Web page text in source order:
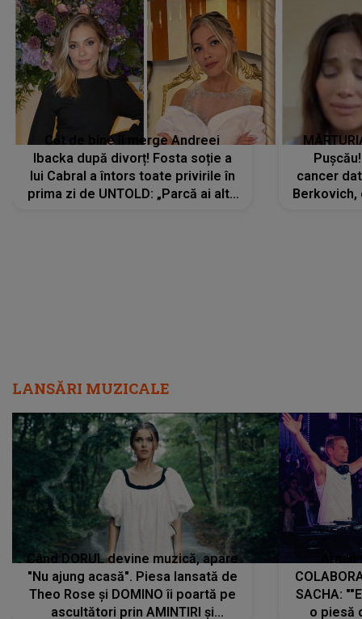
Cât de bine îi merge Andreei
Ibacka după divorț! Fosta soție a
lui Cabral a întors toate privirile în
prima zi de UNTOLD: „Parcă ai altă
cancer
Berkovich,
LANSĂRI MUZICALE
Când DORUL devine muzică, apare
"Nu ajung acasă". Piesa lansată de
Theo Rose și DOMINO îi poartă pe
ascultători prin AMINTIRI și
SACHA:
o piesă